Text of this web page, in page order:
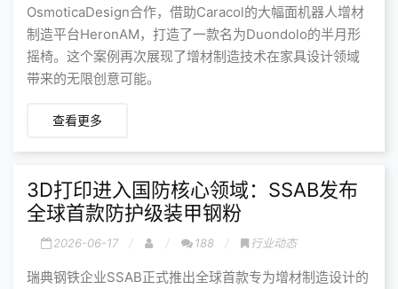
OsmoticaDesign合作，借助Caracol的大幅面机器人增材
制造平台HeronAM，打造了一款名为Duondolo的半月形
摇椅。这个案例再次展现了增材制造技术在家具设计领域
带来的无限创意可能。
查看更多
3D打印进入国防核心领域：SSAB发布
全球首款防护级装甲钢粉
2026-06-17 188 行业动态
瑞典钢铁企业SSAB正式推出全球首款专为增材制造设计的